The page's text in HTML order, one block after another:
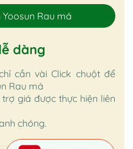
Rau má
dàng
cần vài Click chuột để
Rau má
giá được thực hiện liên
chóng.